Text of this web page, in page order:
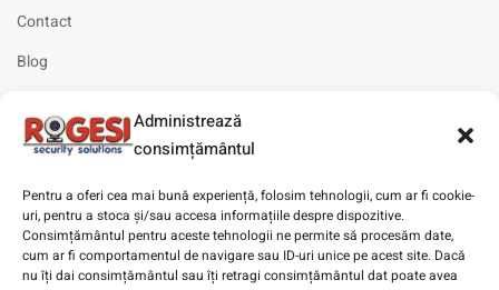
Administrează
consimțământul
Pentru a oferi cea mai bună experiență, folosim tehnologii, cum ar fi cookie-
uri, pentru a stoca și/sau accesa informațiile despre dispozitive.
Consimțământul pentru aceste tehnologii ne permite să procesăm date,
cum ar fi comportamentul de navigare sau ID-uri unice pe acest site. Dacă
nu îți dai consimțământul sau îți retragi consimțământul dat poate avea
Contact
Blog
Solicitare instalare
Copyright © 2025Digitaz.